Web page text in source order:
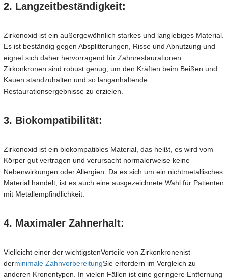
2. Langzeitbeständigkeit:
Zirkonoxid ist ein außergewöhnlich starkes und langlebiges Material.
Es ist beständig gegen Absplitterungen, Risse und Abnutzung und
eignet sich daher hervorragend für Zahnrestaurationen.
Zirkonkronen sind robust genug, um den Kräften beim Beißen und
Kauen standzuhalten und so langanhaltende
Restaurationsergebnisse zu erzielen.
3. Biokompatibilität:
Zirkonoxid ist ein biokompatibles Material, das heißt, es wird vom
Körper gut vertragen und verursacht normalerweise keine
Nebenwirkungen oder Allergien. Da es sich um ein nichtmetallisches
Material handelt, ist es auch eine ausgezeichnete Wahl für Patienten
mit Metallempfindlichkeit.
4. Maximaler Zahnerhalt:
Vielleicht einer der wichtigstenVorteile von Zirkonkronenist
derminimale ZahnvorbereitungSie erfordern im Vergleich zu
anderen Kronentypen. In vielen Fällen ist eine geringere Entfernung